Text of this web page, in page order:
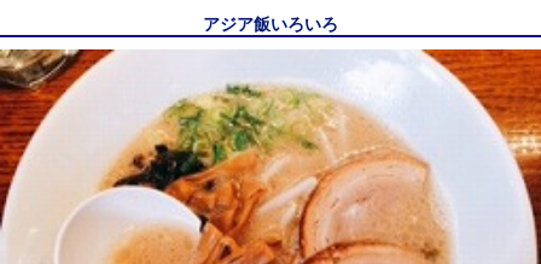
アジア飯いろいろ